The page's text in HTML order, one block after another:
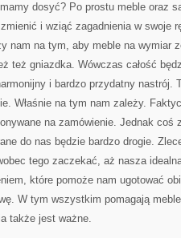
ŻE
dosyć? Po prostu meble oraz
i wziąć zagadnienia w swoje
nam na tym, aby meble na wymiar
też gniazdka. Wówczas całość
i bardzo przydatny nastrój.
Właśnie na tym nam zależy.
na zamówienie. Jednak coś
do nas będzie bardzo drogie.
tego zaczekać, aż nasza
które pomoże nam ugotować
W tym wszystkim pomagają
także jest ważne.